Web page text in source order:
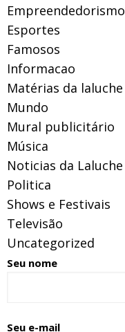
Empreendedorismo
Esportes
Famosos
Informacao
Matérias da laluche
Mundo
Mural publicitário
Música
Noticias da Laluche
Politica
Shows e Festivais
Televisão
Uncategorized
Seu nome
Seu e-mail